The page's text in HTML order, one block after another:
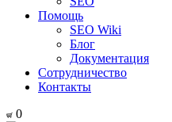
Помощь
SEO Wiki
Блог
Документация
Сотрудничество
Контакты
0